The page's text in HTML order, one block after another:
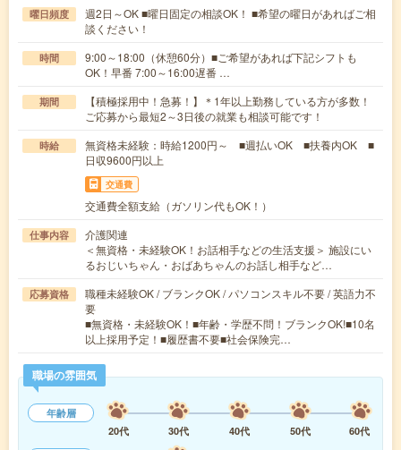
曜日頻度
週2日～OK ■曜日固定の相談OK！ ■希望の曜日があればご相
談ください！
時間
9:00～18:00（休憩60分）■ご希望があれば下記シフトも
OK！早番 7:00～16:00遅番 …
期間
【積極採用中！急募！】＊1年以上勤務している方が多数！
ご応募から最短2～3日後の就業も相談可能です！
時給
無資格未経験：時給1200円～ ■週払いOK ■扶養内OK ■
日収9600円以上
交通費
交通費全額支給（ガソリン代もOK！）
仕事内容
介護関連
＜無資格・未経験OK！お話相手などの生活支援＞ 施設にい
るおじいちゃん・おばあちゃんのお話し相手など…
応募資格
職種未経験OK / ブランクOK / パソコンスキル不要 / 英語力不
要
■無資格・未経験OK！■年齢・学歴不問！ブランクOK!■10名
以上採用予定！■履歴書不要■社会保険完…
職場の雰囲気
年齢層
20代
30代 40代 50代
60代